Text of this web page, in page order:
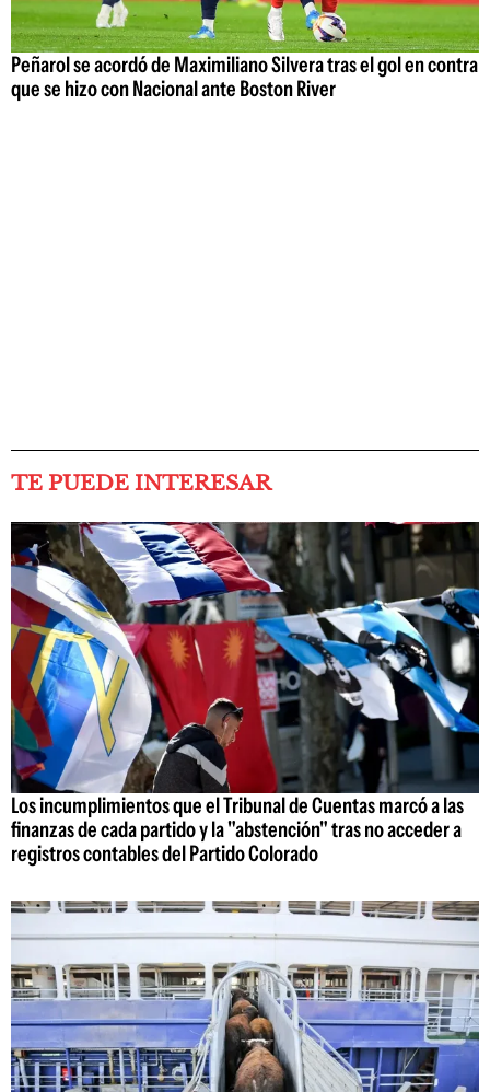
Peñarol se acordó de Maximiliano Silvera tras el gol en contra
que se hizo con Nacional ante Boston River
TE PUEDE INTERESAR
Los incumplimientos que el Tribunal de Cuentas marcó a las
finanzas de cada partido y la "abstención" tras no acceder a
registros contables del Partido Colorado